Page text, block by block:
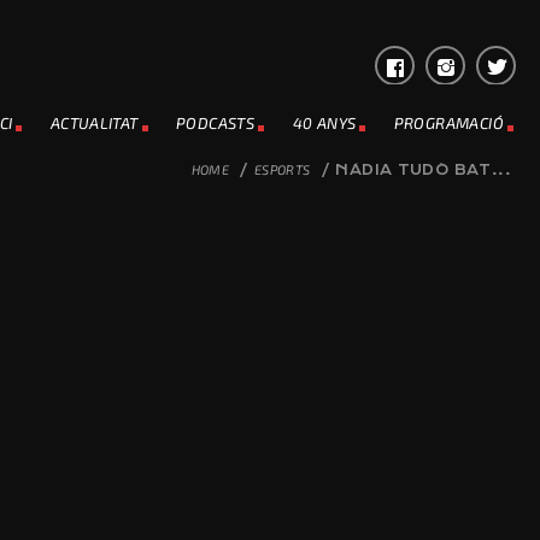
ACTUALITAT PODCASTS 40 ANYS PROGRAMACIÓ
HOME / ESPORTS / NÀDIA TUDÓ BAT...